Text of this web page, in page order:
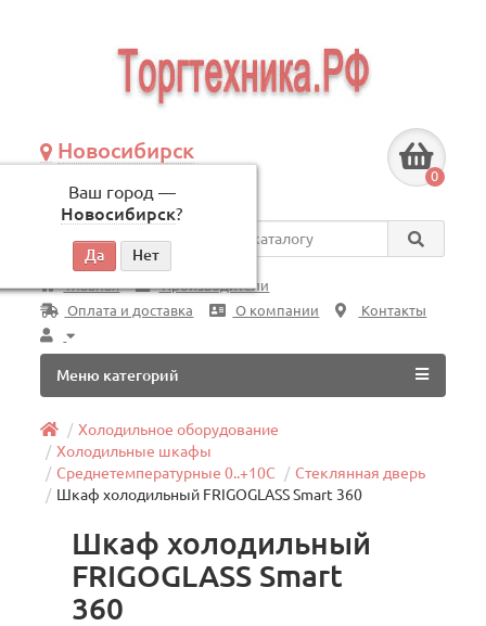
Новосибирск
Ваш город —
Новосибирск?
по будням, с 09:00 до 18:00
0
Везде
Главная
Производители
Оплата и доставка
О компании Контакты
Меню категорий
Холодильное оборудование
Холодильные шкафы
Среднетемпературные 0..+10C
Стеклянная дверь
Шкаф холодильный FRIGOGLASS Smart 360
Шкаф холодильный
FRIGOGLASS Smart
360